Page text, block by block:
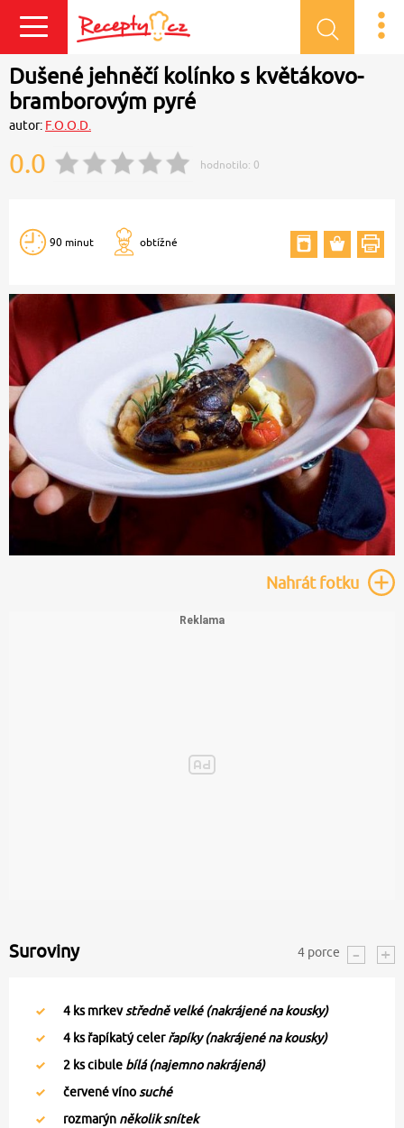
Přihlásit se
Dušené jehněčí kolínko s květákovo-
bramborovým pyré
autor: F.O.O.D.
0.0 hodnotilo: 0
90 minut obtížné
Nahrátfotku
Suroviny 4 porce
4 ks mrkevstředně velké (nakrájené na kousky)
4 ks řapíkatý celerřapíky (nakrájené na kousky)
2 ks cibule bílá (najemno nakrájená)
červené víno suché
rozmarýn několik snítek